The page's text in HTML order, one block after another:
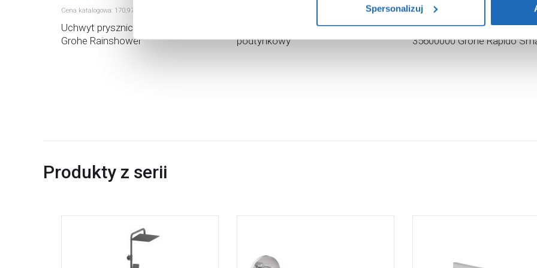
Spersonalizuj
Cena katalogowa: 170,97
Uchwyt prysznicowy 27056000
Grohe Rainshower
Deante Arnika NAC09QA zestaw
podtynkowy
Cena katalogowa:
Element podtynkowy baterii
35600000 Grohe Rapido
Produkty z serii